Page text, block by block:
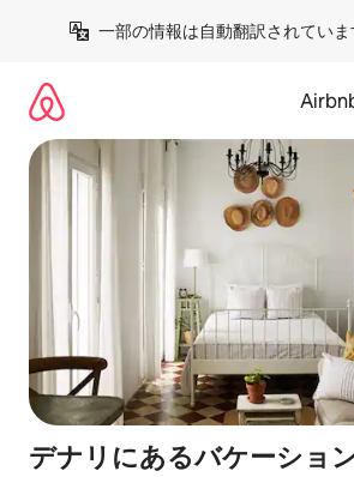
一部の情報は自動翻訳されていま
デナリにあるバケーショ